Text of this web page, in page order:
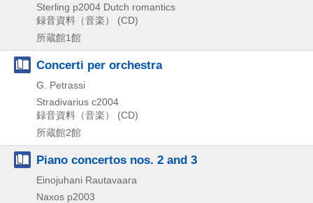
Sterling p2004 Dutch romantics
録音資料（音楽） (CD)
所蔵館1館
Concerti per orchestra
G. Petrassi
Stradivarius c2004
録音資料（音楽） (CD)
所蔵館2館
Piano concertos nos. 2 and 3
Einojuhani Rautavaara
Naxos p2003